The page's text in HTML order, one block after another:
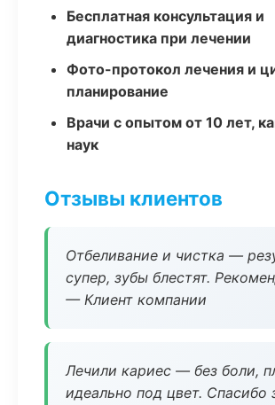
Бесплатная консультация и
диагностика при лечении
Фото-протокол лечения и
планирование
Врачи с опытом от 10 лет,
наук
Отзывы клиентов
Отбеливание и чистка —
супер, зубы блестят.
— Клиент компании
Лечили кариес — без боли,
идеально под цвет. Спасибо